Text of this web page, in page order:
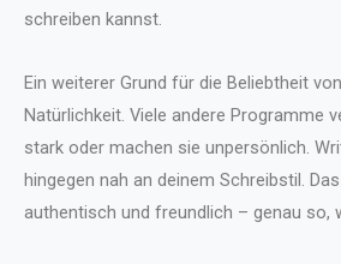
schreiben kannst.
Ein weiterer Grund für die Beliebtheit
Natürlichkeit. Viele andere Programme
stark oder machen sie unpersönlich.
hingegen nah an deinem Schreibstil.
authentisch und freundlich – genau so,